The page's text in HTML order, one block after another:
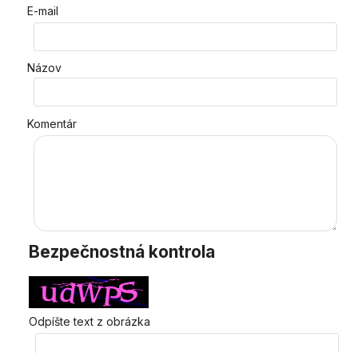
E-mail
Názov
Komentár
Bezpečnostná kontrola
Odpíšte text z obrázka